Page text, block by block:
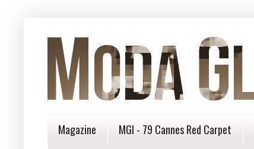
Magazine MGI - 79 Cannes Red Carpet